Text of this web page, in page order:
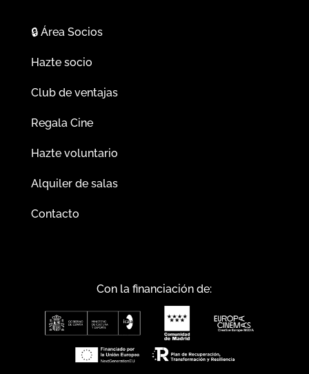
🔒Área Socios
Hazte socio
Club de ventajas
Regala Cine
Hazte voluntario
Alquiler de salas
Contacto
Con la financiación de: